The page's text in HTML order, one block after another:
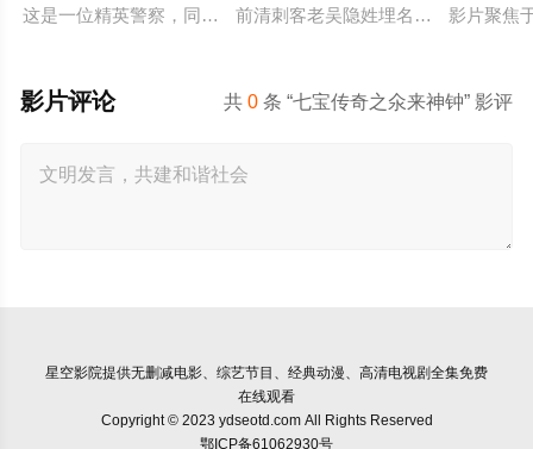
这是一位精英警察，同时也是精灵猎手。在调查一系列血腥谋
前清刺客老吴隐姓埋名于药铺，却为
影片聚焦
共0 条 “七宝传奇之氽来神钟” 影评
影片评论
星空影院提供无删减电影、综艺节目、经典动漫、高清电视剧全集免费
在线观看
Copyright © 2023 ydseotd.com All Rights Reserved
鄂ICP备61062930号